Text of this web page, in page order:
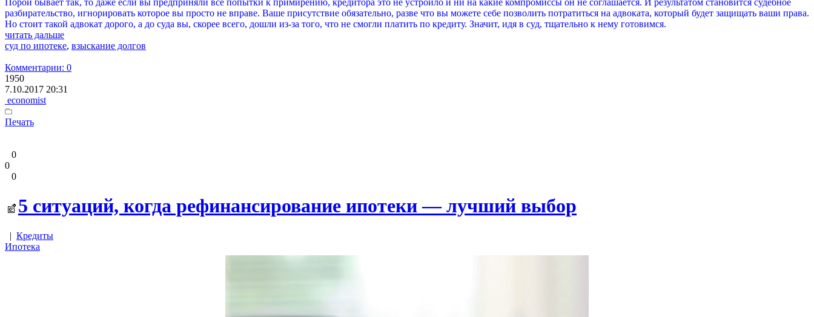
разбирательство, игнорировать которое вы просто не вправе. Ваше присутствие обязательно, разве что вы можете себе позволить потратиться на адвоката, который будет защищать ваши права.
Но стоит такой адвокат дорого, а до суда вы, скорее всего, дошли из-за того, что не смогли платить по кредиту. Значит, идя в суд, тщательно к нему готовимся.
читать дальше
суд по ипотеке, взыскание долгов
Комментарии: 0
1950
7.10.2017 20:31
economist
Печать
0
0
0
5 ситуаций, когда рефинансирование ипотеки — лучший выбор
| Кредиты
Ипотека